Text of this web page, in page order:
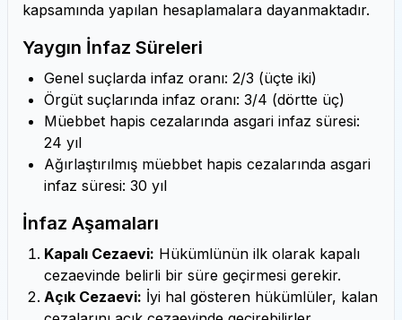
kapsamında yapılan hesaplamalara dayanmaktadır.
Yaygın İnfaz Süreleri
Genel suçlarda infaz oranı: 2/3 (üçte iki)
Örgüt suçlarında infaz oranı: 3/4 (dörtte üç)
Müebbet hapis cezalarında asgari infaz süresi:
24 yıl
Ağırlaştırılmış müebbet hapis cezalarında asgari
infaz süresi: 30 yıl
İnfaz Aşamaları
Kapalı Cezaevi: Hükümlünün ilk olarak kapalı
cezaevinde belirli bir süre geçirmesi gerekir.
Açık Cezaevi: İyi hal gösteren hükümlüler, kalan